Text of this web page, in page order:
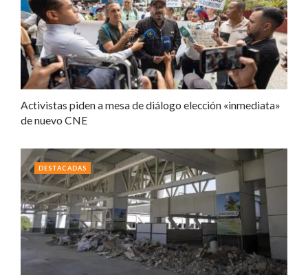
Activistas piden a mesa de diálogo elección «inmediata»
de nuevo CNE
DESTACADAS